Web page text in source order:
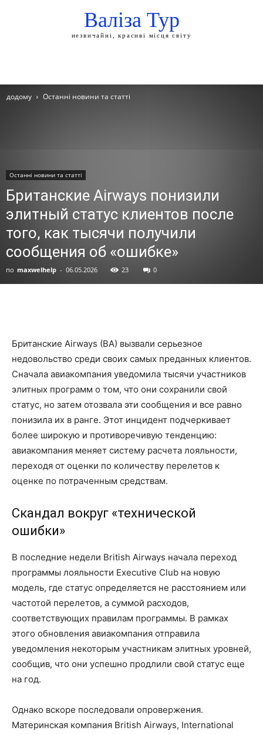
Валіза Тур
незвичайні, красиві місця світу
додому Останні новини та статті
Останні новини та статті
Британские Airways понизили
элитный статус клиентов после
того, как тысячи получили
сообщения об «ошибке»
по maxwelhelp - 06.05.2026 23 0
Британские Airways (BA) вызвали серьезное
недовольство среди своих самых преданных клиентов.
Сначала авиакомпания уведомила тысячи участников
элитных программ о том, что они сохранили свой
статус, но затем отозвала эти сообщения и все равно
понизила их в ранге. Этот инцидент подчеркивает
более широкую и противоречивую тенденцию:
авиакомпания меняет систему расчета лояльности,
переходя от оценки по количеству перелетов к
оценке по потраченным средствам.
Скандал вокруг «технической
ошибки»
В последние недели British Airways начала переход
программы лояльности Executive Club на новую
модель, где статус определяется не расстоянием или
частотой перелетов, а суммой расходов,
соответствующих правилам программы. В рамках
этого обновления авиакомпания отправила
уведомления некоторым участникам элитных уровней,
сообщив, что они успешно продлили свой статус еще
на год.
Однако вскоре последовали опровержения.
Материнская компания British Airways, International